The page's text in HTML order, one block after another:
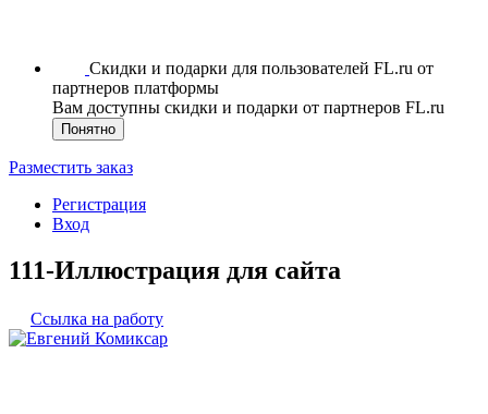
Скидки и подарки для пользователей FL.ru от
партнеров платформы
Вам доступны скидки и подарки от партнеров FL.ru
Понятно
Разместить заказ
Регистрация
Вход
111-Иллюстрация для сайта
Ссылка на работу